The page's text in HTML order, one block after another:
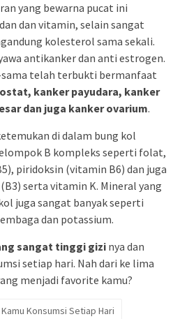
yang bewarna pucat ini
dan vitamin, selain sangat
kolesterol sama sekali.
antikanker dan anti estrogen.
sama telah terbukti bermanfaat
kanker payudara, kanker
dan juga kanker ovarium.
di dalam bung kol
B kompleks seperti folat,
piridoksin (vitamin B6) dan juga
serta vitamin K. Mineral yang
juga sangat banyak seperti
dan potassium.
sangat tinggi gizi nya dan
setiap hari. Nah dari ke lima
menjadi favorite kamu?
Konsumsi Setiap Hari